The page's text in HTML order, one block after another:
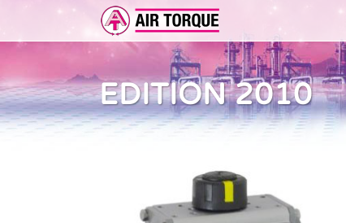
DOKUMENTATION
ERWEITERUNGEN
EDITION 2010